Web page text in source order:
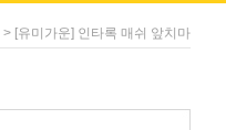
> [유미가운] 인타록 매쉬 앞치마